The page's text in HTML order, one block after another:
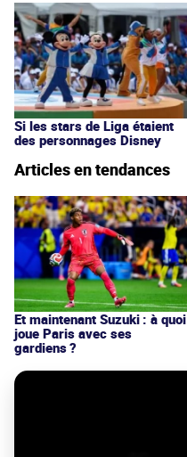
Si les stars de Liga étaient
des personnages Disney
Articles en tendances
Et maintenant Suzuki : à quoi
joue Paris avec ses
gardiens ?